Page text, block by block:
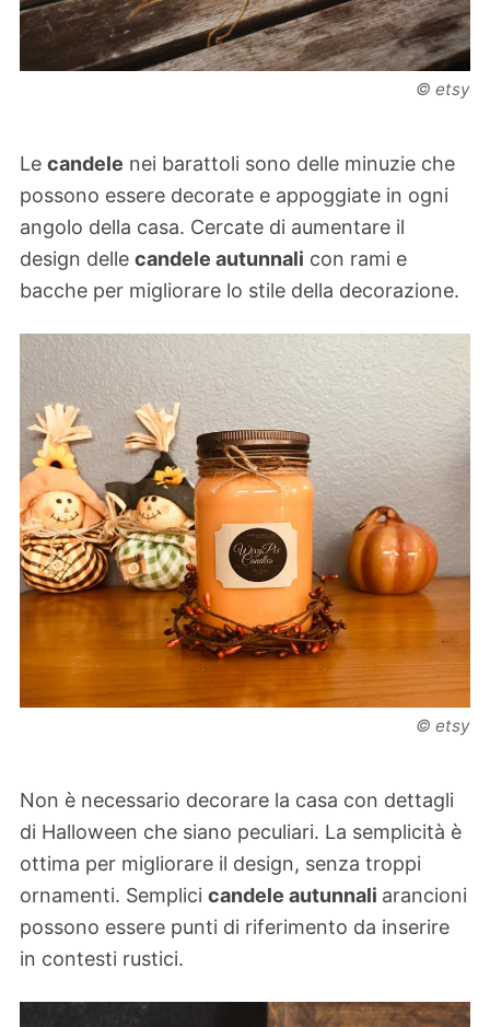
© etsy
Le candele nei barattoli sono delle minuzie che
possono essere decorate e appoggiate in ogni
angolo della casa. Cercate di aumentare il
design delle candele autunnali con rami e
bacche per migliorare lo stile della decorazione.
© etsy
Non è necessario decorare la casa con dettagli
di Halloween che siano peculiari. La semplicità è
ottima per migliorare il design, senza troppi
ornamenti. Semplici candele autunnali arancioni
possono essere punti di riferimento da inserire
in contesti rustici.